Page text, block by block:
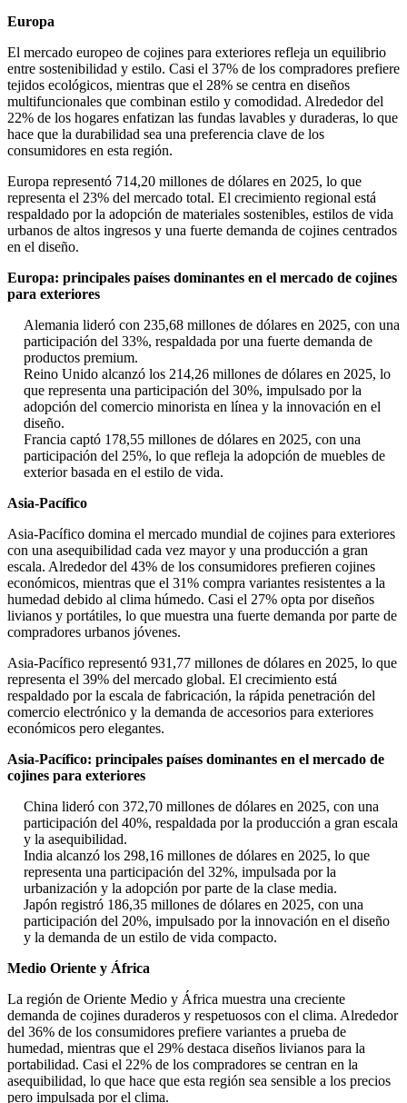
Europa
El mercado europeo de cojines para exteriores refleja un equilibrio
entre sostenibilidad y estilo. Casi el 37% de los compradores prefiere
tejidos ecológicos, mientras que el 28% se centra en diseños
multifuncionales que combinan estilo y comodidad. Alrededor del
22% de los hogares enfatizan las fundas lavables y duraderas, lo que
hace que la durabilidad sea una preferencia clave de los
consumidores en esta región.
Europa representó 714,20 millones de dólares en 2025, lo que
representa el 23% del mercado total. El crecimiento regional está
respaldado por la adopción de materiales sostenibles, estilos de vida
urbanos de altos ingresos y una fuerte demanda de cojines centrados
en el diseño.
Europa: principales países dominantes en el mercado de cojines
para exteriores
Alemania lideró con 235,68 millones de dólares en 2025, con una
participación del 33%, respaldada por una fuerte demanda de
productos premium.
Reino Unido alcanzó los 214,26 millones de dólares en 2025, lo
que representa una participación del 30%, impulsado por la
adopción del comercio minorista en línea y la innovación en el
diseño.
Francia captó 178,55 millones de dólares en 2025, con una
participación del 25%, lo que refleja la adopción de muebles de
exterior basada en el estilo de vida.
Asia-Pacífico
Asia-Pacífico domina el mercado mundial de cojines para exteriores
con una asequibilidad cada vez mayor y una producción a gran
escala. Alrededor del 43% de los consumidores prefieren cojines
económicos, mientras que el 31% compra variantes resistentes a la
humedad debido al clima húmedo. Casi el 27% opta por diseños
livianos y portátiles, lo que muestra una fuerte demanda por parte de
compradores urbanos jóvenes.
Asia-Pacífico representó 931,77 millones de dólares en 2025, lo que
representa el 39% del mercado global. El crecimiento está
respaldado por la escala de fabricación, la rápida penetración del
comercio electrónico y la demanda de accesorios para exteriores
económicos pero elegantes.
Asia-Pacífico: principales países dominantes en el mercado de
cojines para exteriores
China lideró con 372,70 millones de dólares en 2025, con una
participación del 40%, respaldada por la producción a gran escala
y la asequibilidad.
India alcanzó los 298,16 millones de dólares en 2025, lo que
representa una participación del 32%, impulsada por la
urbanización y la adopción por parte de la clase media.
Japón registró 186,35 millones de dólares en 2025, con una
participación del 20%, impulsado por la innovación en el diseño
y la demanda de un estilo de vida compacto.
Medio Oriente y África
La región de Oriente Medio y África muestra una creciente
demanda de cojines duraderos y respetuosos con el clima. Alrededor
del 36% de los consumidores prefiere variantes a prueba de
humedad, mientras que el 29% destaca diseños livianos para la
portabilidad. Casi el 22% de los compradores se centran en la
asequibilidad, lo que hace que esta región sea sensible a los precios
pero impulsada por el clima.